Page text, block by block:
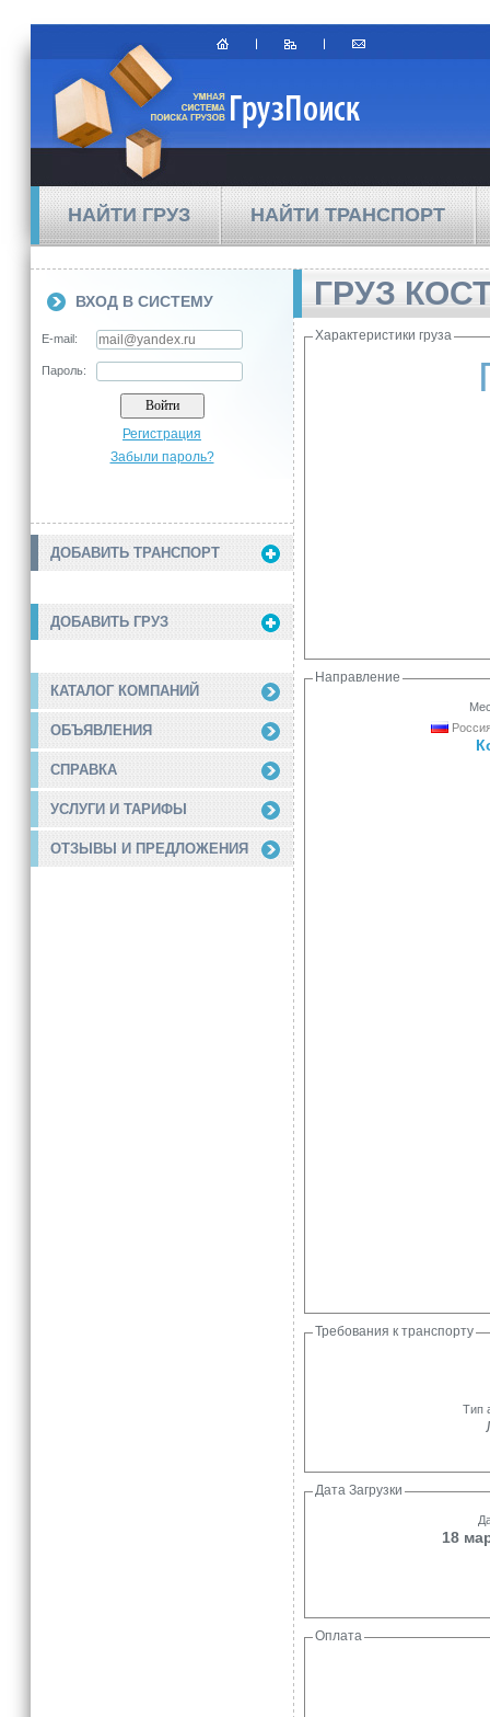
НАЙТИ ГРУЗ НАЙТИ ТРАНСПОРТ
ВХОД В СИСТЕМУ
E-mail:
Пароль:
Регистрация
Забыли пароль?
ДОБАВИТЬ ТРАНСПОРТ
ДОБАВИТЬ ГРУЗ
КАТАЛОГ КОМПАНИЙ
ОБЪЯВЛЕНИЯ
СПРАВКА
УСЛУГИ И ТАРИФЫ
ОТЗЫВЫ И ПРЕДЛОЖЕНИЯ
ГРУЗ
Характеристики груза
Направление
Требования к транспорту
Тип
Дата Загрузки
18
Оплата